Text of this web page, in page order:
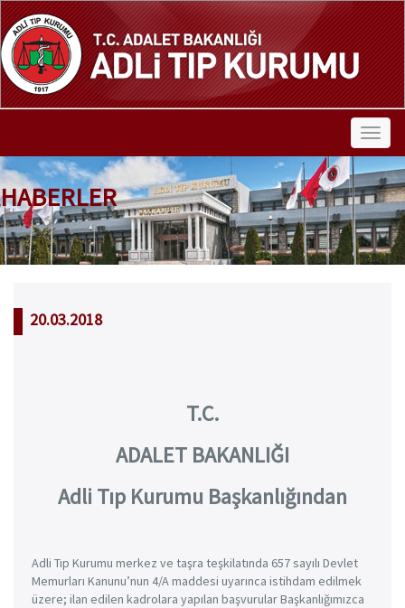
HABERLER
20.03.2018
T.C.
ADALET BAKANLIĞI
Adli Tıp Kurumu Başkanlığından
Adli Tıp Kurumu merkez ve taşra teşkilatında 657 sayılı Devlet
Memurları Kanunu’nun 4/A maddesi uyarınca istihdam edilmek
üzere; ilan edilen kadrolara yapılan başvurular Başkanlığımızca